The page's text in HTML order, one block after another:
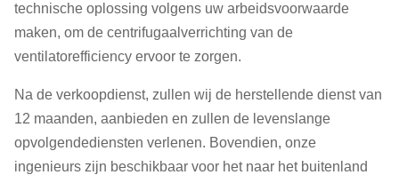
technische oplossing volgens uw arbeidsvoorwaarde
maken, om de centrifugaalverrichting van de
ventilatorefficiency ervoor te zorgen.
Na de verkoopdienst, zullen wij de herstellende dienst van
12 maanden, aanbieden en zullen de levenslange
opvolgendediensten verlenen. Bovendien, onze
ingenieurs zijn beschikbaar voor het naar het buitenland